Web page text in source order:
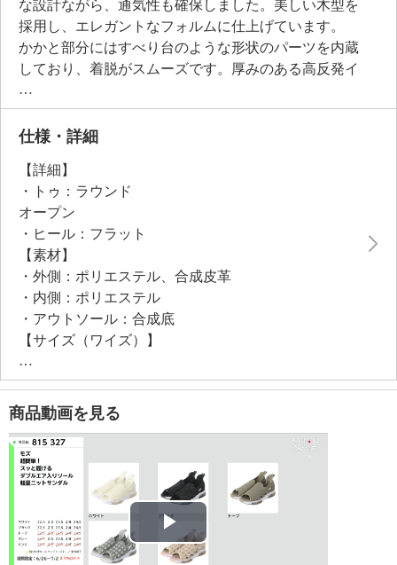
な設計ながら、通気性も確保しました。美しい木型を
採用し、エレガントなフォルムに仕上げています。
かかと部分にはすべり台のような形状のパーツを内蔵
しており、着脱がスムーズです。厚みのある高反発イ
ンソールとダブルエア入りソールが、軽やかで安定感
のある歩き心地を実現。アウトソールにはゴム配合の
素材で切り替えをほどこし、滑りにくさにも考慮しま
●普段と同じサイズをおすすめ
甲高・幅広の方、また、厚手の靴下を履かれる方は
ワンサイズ上をお選びください
仕様・詳細
【詳細】
・トゥ：ラウンド
オープン
・ヒール：フラット
【素材】
・外側：ポリエステル、合成皮革
・内側：ポリエステル
・アウトソール：合成底
【サイズ（ワイズ）】
・３Ｅ
【サイズ（その他）】
・ヒールの高さ：約３ｃｍ
・前底厚み：約１ｃｍ
・前側着地点厚み：約２ｃｍ
・高低差：約１ｃｍ
【重さ】
・片足約２３０ｇ（サイズにより多少の差異あり）
【メンテナンス】
・摩擦による色落ち、色移り注意
商品動画を見る
Play